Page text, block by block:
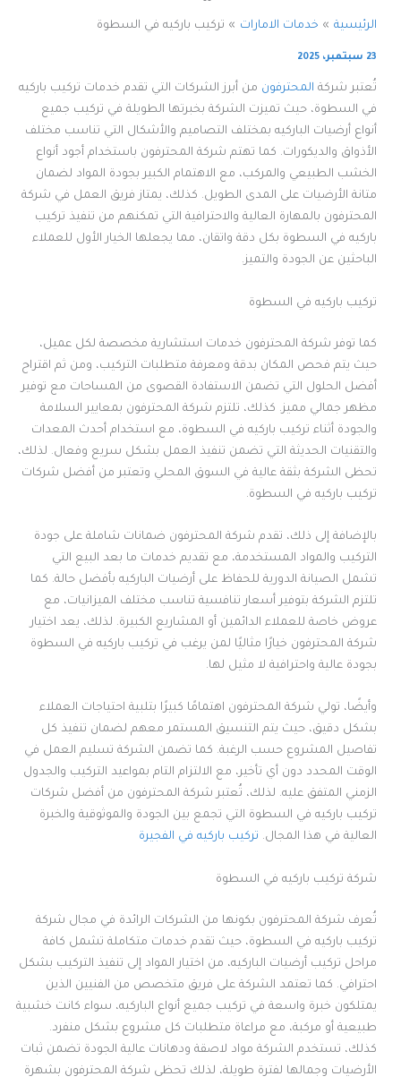
الرئيسية خدمات الامارات تركيب باركيه في السطوة
23 سبتمبر، 2025
تُعتبر شركة المحترفون من أبرز الشركات التي تقدم خدمات تركيب باركيه
في السطوة، حيث تميزت الشركة بخبرتها الطويلة في تركيب جميع
أنواع أرضيات الباركيه بمختلف التصاميم والأشكال التي تناسب مختلف
الأذواق والديكورات. كما تهتم شركة المحترفون باستخدام أجود أنواع
الخشب الطبيعي والمركب، مع الاهتمام الكبير بجودة المواد لضمان
متانة الأرضيات على المدى الطويل. كذلك، يمتاز فريق العمل في شركة
المحترفون بالمهارة العالية والاحترافية التي تمكنهم من تنفيذ تركيب
باركيه في السطوة بكل دقة واتقان، مما يجعلها الخيار الأول للعملاء
الباحثين عن الجودة والتميز.
تركيب باركيه في السطوة
كما توفر شركة المحترفون خدمات استشارية مخصصة لكل عميل،
حيث يتم فحص المكان بدقة ومعرفة متطلبات التركيب، ومن ثم اقتراح
أفضل الحلول التي تضمن الاستفادة القصوى من المساحات مع توفير
مظهر جمالي مميز. كذلك، تلتزم شركة المحترفون بمعايير السلامة
والجودة أثناء تركيب باركيه في السطوة، مع استخدام أحدث المعدات
والتقنيات الحديثة التي تضمن تنفيذ العمل بشكل سريع وفعال. لذلك،
تحظى الشركة بثقة عالية في السوق المحلي وتعتبر من أفضل شركات
تركيب باركيه في السطوة.
بالإضافة إلى ذلك، تقدم شركة المحترفون ضمانات شاملة على جودة
التركيب والمواد المستخدمة، مع تقديم خدمات ما بعد البيع التي
تشمل الصيانة الدورية للحفاظ على أرضيات الباركيه بأفضل حالة. كما
تلتزم الشركة بتوفير أسعار تنافسية تناسب مختلف الميزانيات، مع
عروض خاصة للعملاء الدائمين أو المشاريع الكبيرة. لذلك، يعد اختيار
شركة المحترفون خيارًا مثاليًا لمن يرغب في تركيب باركيه في السطوة
بجودة عالية واحترافية لا مثيل لها.
وأيضًا، تولي شركة المحترفون اهتمامًا كبيرًا بتلبية احتياجات العملاء
بشكل دقيق، حيث يتم التنسيق المستمر معهم لضمان تنفيذ كل
تفاصيل المشروع حسب الرغبة. كما تضمن الشركة تسليم العمل في
الوقت المحدد دون أي تأخير، مع الالتزام التام بمواعيد التركيب والجدول
الزمني المتفق عليه. لذلك، تُعتبر شركة المحترفون من أفضل شركات
تركيب باركيه في السطوة التي تجمع بين الجودة والموثوقية والخبرة
العالية في هذا المجال. تركيب باركيه في الفجيرة
شركة تركيب باركيه في السطوة
تُعرف شركة المحترفون بكونها من الشركات الرائدة في مجال شركة
تركيب باركيه في السطوة، حيث تقدم خدمات متكاملة تشمل كافة
مراحل تركيب أرضيات الباركيه، من اختيار المواد إلى تنفيذ التركيب بشكل
احترافي. كما تعتمد الشركة على فريق متخصص من الفنيين الذين
يمتلكون خبرة واسعة في تركيب جميع أنواع الباركيه، سواء كانت خشبية
طبيعية أو مركبة، مع مراعاة متطلبات كل مشروع بشكل منفرد.
كذلك، تستخدم الشركة مواد لاصقة ودهانات عالية الجودة تضمن ثبات
الأرضيات وجمالها لفترة طويلة، لذلك تحظى شركة المحترفون بشهرة